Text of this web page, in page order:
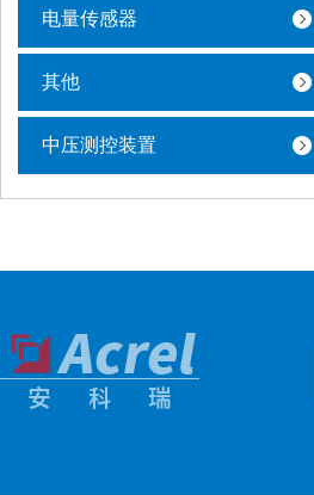
电量传感器
其他
中压测控装置